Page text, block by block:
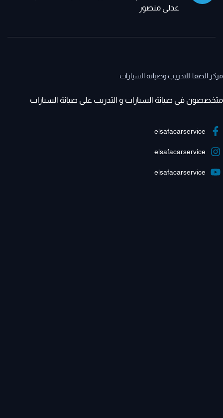
عدلى منصور
مركز الصفا للتدريب وصيانة السيارات
متخصصون فى صيانة السيارات و التدريب على صيانة السيارات
elsafacarservice
elsafacarservice
elsafacarservice